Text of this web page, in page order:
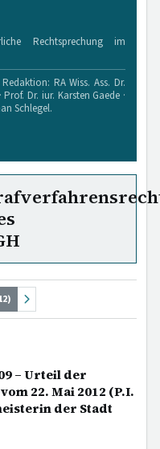
Rechtsprechung im
RA Wiss. Ass. Dr.
Dr. iur. Karsten Gaede ·
Schlegel.
– Urteil der
22. Mai 2012 (P.I.
der Stadt